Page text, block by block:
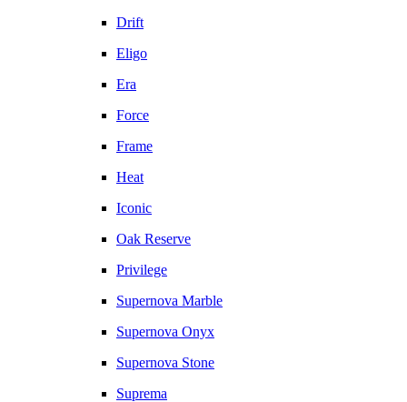
Drift
Eligo
Era
Force
Frame
Heat
Iconic
Oak Reserve
Privilege
Supernova Marble
Supernova Onyx
Supernova Stone
Suprema